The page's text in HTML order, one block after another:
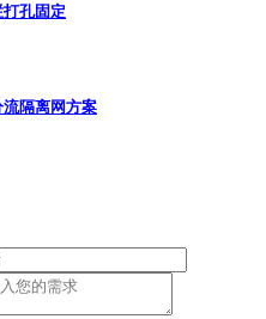
孔固定
隔离网方案